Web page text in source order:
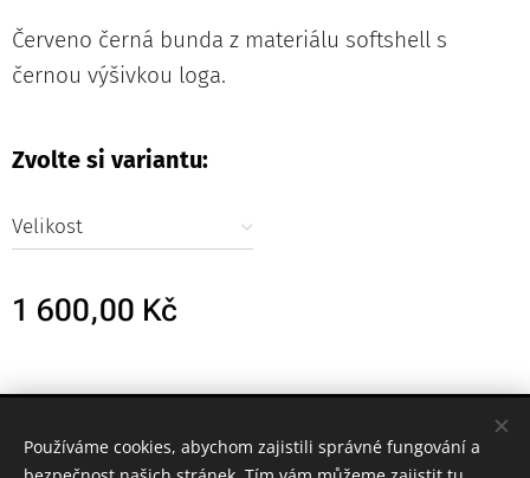
Červeno černá bunda z materiálu softshell s
černou výšivkou loga.
Zvolte si variantu:
Velikost
1 600,00 Kč
Používáme cookies, abychom zajistili správné fungování a